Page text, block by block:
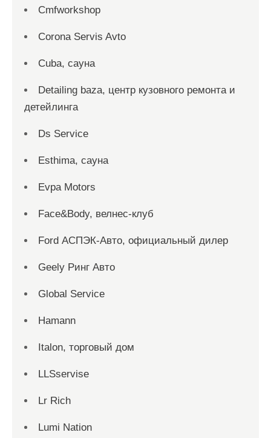
Cmfworkshop
Corona Servis Avto
Cuba, сауна
Detailing baza, центр кузовного ремонта и
детейлинга
Ds Service
Esthima, сауна
Evpa Motors
Face&Body, велнес-клуб
Ford АСПЭК-Авто, официальный дилер
Geely Ринг Авто
Global Service
Hamann
Italon, торговый дом
LLSservise
Lr Rich
Lumi Nation